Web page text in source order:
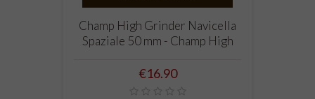
Champ High Grinder Navicella
Spaziale 50 mm - Champ High
Price
€16.90